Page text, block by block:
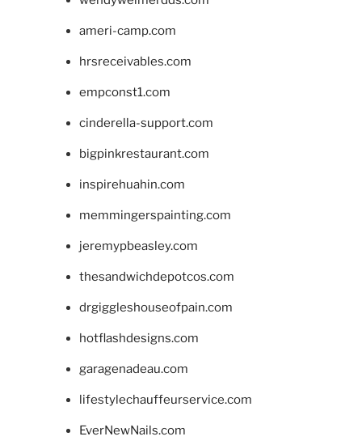
ameri-camp.com
hrsreceivables.com
empconst1.com
cinderella-support.com
bigpinkrestaurant.com
inspirehuahin.com
memmingerspainting.com
jeremypbeasley.com
thesandwichdepotcos.com
drgiggleshouseofpain.com
hotflashdesigns.com
garagenadeau.com
lifestylechauffeurservice.com
EverNewNails.com